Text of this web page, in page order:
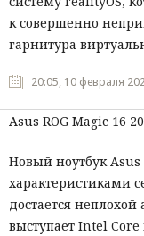
к совершенно
гарнитура
20:05, 10 февраля
Asus ROG Magic 16
Новый ноутбук
характеристиками
достается
выступает Intel Core